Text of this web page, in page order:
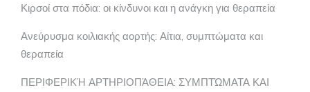
Κιρσοί στα πόδια: οι κίνδυνοι και η ανάγκη για θεραπεία
Ανεύρυσμα κοιλιακής αορτής: Αίτια, συμπτώματα και
θεραπεία
ΠΕΡΙΦΕΡΙΚΉ ΑΡΤΗΡΙΟΠΆΘΕΙΑ: ΣΥΜΠΤΏΜΑΤΑ ΚΑΙ